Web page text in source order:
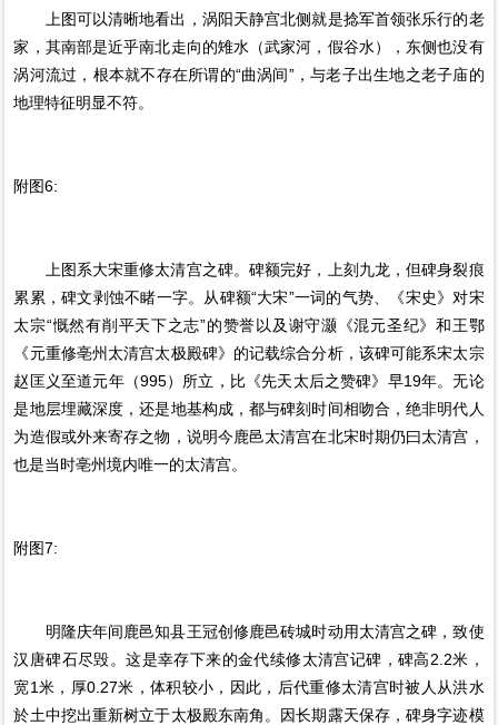
上图可以清晰地看出，涡阳天静宫北侧就是捻军首领张乐行的老
家，其南部是近乎南北走向的雉水（武家河，假谷水），东侧也没有
涡河流过，根本就不存在所谓的“曲涡间”，与老子出生地之老子庙的
地理特征明显不符。
附图6:
上图系大宋重修太清宫之碑。碑额完好，上刻九龙，但碑身裂痕
累累，碑文剥蚀不睹一字。从碑额“大宋”一词的气势、《宋史》对宋
太宗“慨然有削平天下之志”的赞誉以及谢守灏《混元圣纪》和王鄂
《元重修亳州太清宫太极殿碑》的记载综合分析，该碑可能系宋太宗
赵匡义至道元年（995）所立，比《先天太后之赞碑》早19年。无论
是地层埋藏深度，还是地基构成，都与碑刻时间相吻合，绝非明代人
为造假或外来寄存之物，说明今鹿邑太清宫在北宋时期仍曰太清宫，
也是当时亳州境内唯一的太清宫。
附图7:
明隆庆年间鹿邑知县王冠创修鹿邑砖城时动用太清宫之碑，致使
汉唐碑石尽毁。这是幸存下来的金代续修太清宫记碑，碑高2.2米，
宽1米，厚0.27米，体积较小，因此，后代重修太清宫时被人从洪水
於土中挖出重新树立于太极殿东南角。因长期露天保存，碑身字迹模